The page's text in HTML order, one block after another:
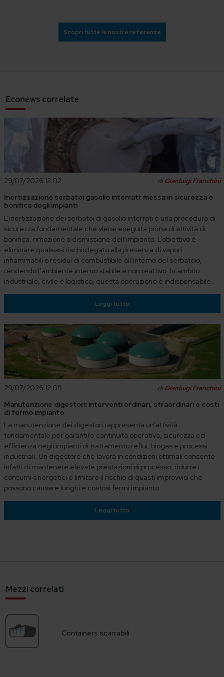
Scopri tutte le nostre referenze
Econews correlate
29/07/2026 12:02 diGianluigi Franchini
Inertizzazione serbatoi gasolio interrati: messa in sicurezza e
bonifica degli impianti
L’inertizzazione dei serbatoi di gasolio interrati è una procedura di
sicurezza fondamentale che viene eseguita prima di attività di
bonifica, rimozione o dismissione dell’impianto. L’obiettivo è
eliminare qualsiasi rischio legato alla presenza di vapori
infiammabili o residui di combustibile all’interno del serbatoio,
rendendo l’ambiente interno stabile e non reattivo. In ambito
industriale, civile e logistico, questa operazione è indispensabile.
Leggi tutto
29/07/2026 12:09 diGianluigi Franchini
Manutenzione digestori: interventi ordinari, straordinari e costi
di fermo impianto
La manutenzione dei digestori rappresenta un'attività
fondamentale per garantire continuità operativa, sicurezza ed
efficienza negli impianti di trattamento reflui, biogas e processi
industriali. Un digestore che lavora in condizioni ottimali consente
infatti di mantenere elevate prestazioni di processo, ridurre i
consumi energetici e limitare il rischio di guasti improvvisi che
possono causare lunghi e costosi fermi impianto.
Leggi tutto
Mezzi correlati
Containers scarrabili